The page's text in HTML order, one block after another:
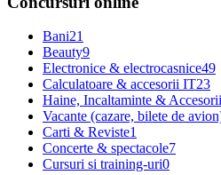
Bani21
Beauty9
Electronice & electrocasnice49
Calculatoare & accesorii IT23
Haine, Incaltaminte & Accesorii
Vacante (cazare, bilete de
Carti & Reviste1
Concerte & spectacole7
Cursuri si training-uri0